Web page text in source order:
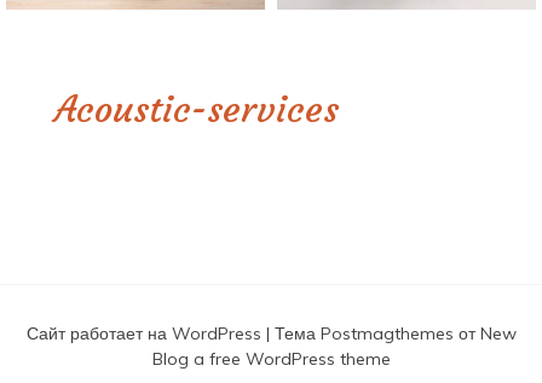
Acoustic-services
Сайт работает на WordPress | Тема Postmagthemes отNew
Blog a free WordPress theme